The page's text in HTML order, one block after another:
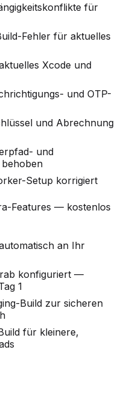
für
Fehler für aktuelles
Xcode und
und OTP-
und Abrechnung
und
Setup korrigiert
Features — kostenlos
an Ihr
konfiguriert —
1
Build zur sicheren
für kleinere,